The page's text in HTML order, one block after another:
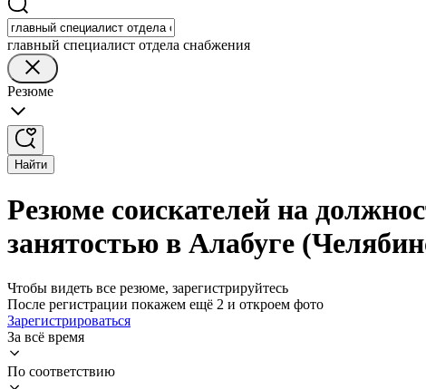
главный специалист отдела снабжения
Резюме
Найти
Резюме соискателей на
занятостью в Алабуге
Чтобы видеть все резюме, зарегистрируйтесь
После регистрации покажем ещё 2 и откроем фото
Зарегистрироваться
За всё время
По соответствию